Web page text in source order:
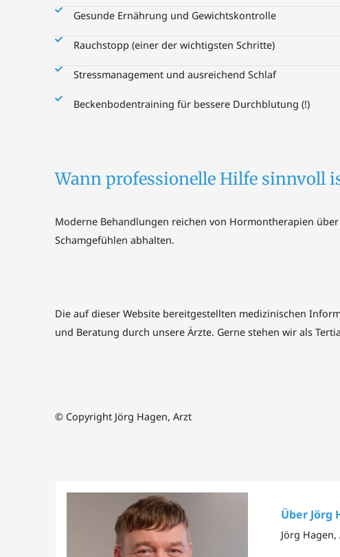
Gesunde Ernährung und Gewichtskontrolle
Rauchstopp (einer der wichtigsten Schritte)
Stressmanagement und ausreichend Schlaf
Beckenbodentraining für bessere Durchblutung (!)
Wann professionelle Hilfe sinnvoll
Moderne Behandlungen reichen von Hormontherapien
Schamgefühlen abhalten.
Die auf dieser Website bereitgestellten medizinischen
und Beratung durch unsere Ärzte. Gerne stehen wir als
© Copyright Jörg Hagen, Arzt
Über Jörg
Jörg Hagen,